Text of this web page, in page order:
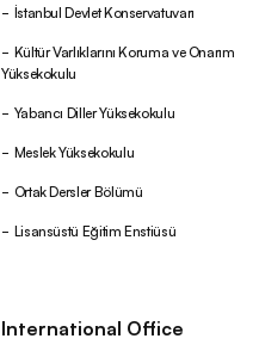
İstanbul Devlet Konservatuvarı
Kültür Varlıklarını Koruma ve Onarım
Yüksekokulu
Yabancı Diller Yüksekokulu
Meslek Yüksekokulu
Ortak Dersler Bölümü
Lisansüstü Eğitim Enstiüsü
International Office